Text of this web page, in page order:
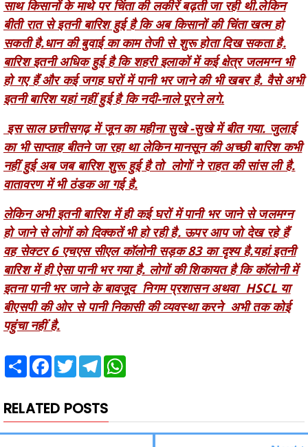
सकती है.धान की बुवाई का काम तेजी से शुरू होता दिख सकता है.
बारिश इतनी अधिक हुई है कि शहरी इलाकों में कई क्षेत्र जलमग्न भी
हो गए हैं और कई जगह घरों में पानी भर जाने की भी खबर है. वैसे अभी
इतनी बारिश यहां नहीं हुई है कि नदी-नाले पूरने लगे.
इस साल छत्तीसगढ़ में जून का महीना सुखे -सुखे में बीत गया. जुलाई
का भी साप्ताह बीतने जा रहा था लेकिन मानसून की अच्छी बारिश कभी
नहीं हुई अब जब बारिश शुरू हुई है तो लोगों ने राहत की सांस ली है.
वातावरण में भी ठंडक आ गई है.
लेकिन अभी इतनी बारिश में ही कई घरों में पानी भर जाने से जलमग्न
हो जाने से लोगों को दिक्कतें भी हो रही है. ऊपर आप जो देख रहे हैं
वह सेक्टर 6 एचएस सीएल कॉलोनी सड़क 83 का दृश्य है.यहां इतनी
बारिश में ही ऐसा पानी भर गया है. लोगों की शिकायत है कि कॉलोनी में
इतना पानी भर जाने के बावजूद निगम प्रशासन अथवा HSCL या
बीएसपी की ओर से पानी निकासी की व्यवस्था करने अभी तक कोई
पहुंचा नहीं है.
ShareFacebook
RELATED POSTS